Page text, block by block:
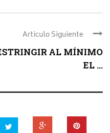
Articulo Siguiente
AL MÍNIMO
EL ...